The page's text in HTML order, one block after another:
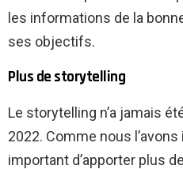
les informations de la
ses objectifs.
Plus de storytelling
Le storytelling n’a jamais
2022. Comme nous
important d’apporter plus